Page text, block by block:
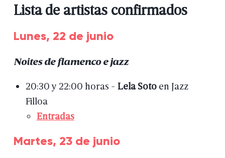
Listadeartistasconfirmados
Lunes, 22 de junio
Noitesdeflamencoejazz
20:30 y 22:00 horas - LelaSotoen Jazz
Filloa
Entradas
Martes, 23de junio